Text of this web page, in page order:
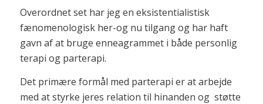
Overordnet set har jeg en eksistentialistisk
fænomenologisk her-og nu tilgang og har haft
gavn af at bruge enneagrammet i både personlig
terapi og parterapi.
Det primære formål med parterapi er at arbejde
med at styrke jeres relation til hinanden og støtte